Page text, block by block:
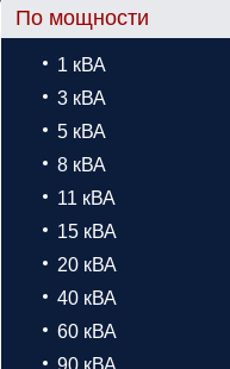
По мощности
1 кВА
3 кВА
5 кВА
8 кВА
11 кВА
15 кВА
20 кВА
40 кВА
60 кВА
90 кВА